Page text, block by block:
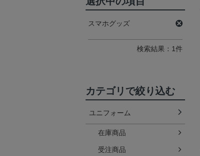
スマホグッズ
検索結果：1件
カテゴリで絞り込む
ユニフォーム
在庫商品
受注商品